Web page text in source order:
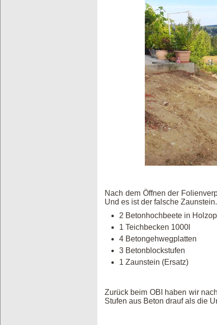
Nach dem Öffnen der
Und es ist der falsche
2 Betonhochbeete in
1 Teichbecken 1000l
4
3 Betonblockstufen
1 Zaunstein (Ersatz)
Zurück beim OBI haben wir
Stufen aus Beton drauf als die